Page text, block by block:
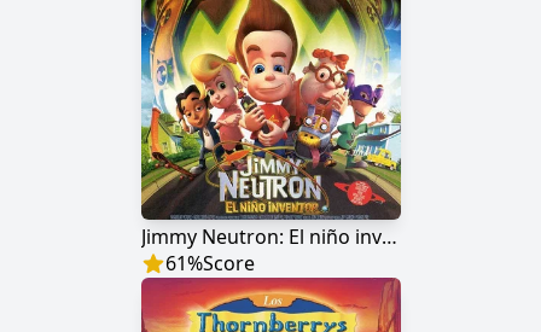
Jimmy Neutron: El niño inventor
61%Score